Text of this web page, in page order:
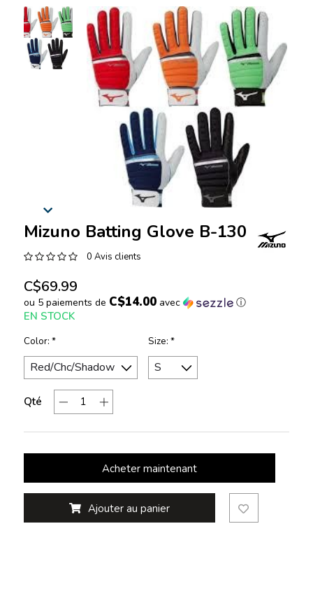
Mizuno Batting Glove B-130
0 Avis clients
C$69.99
ou 5 paiements de C$14.00avec ⓘ
EN STOCK
Color: * Size: *
Qté
Acheter maintenant
Ajouter au panier